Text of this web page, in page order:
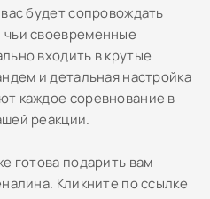
будет сопровождать
своевременные
входить в крутые
и детальная настройка
каждое соревнование в
реакции.
готова подарить вам
Кликните по ссылке